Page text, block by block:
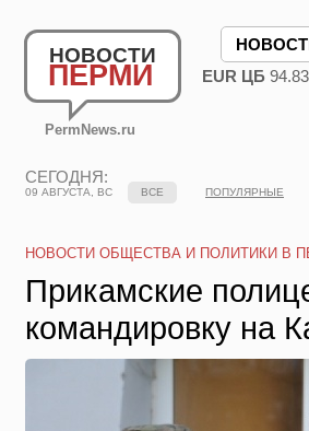
НОВОСТИ
ПЕРМИ
PermNews.ru
EUR ЦБ
СЕГОДНЯ:
09 АВГУСТА, ВС ВСЕ ПОПУЛЯРНЫЕ
НОВОСТИ ОБЩЕСТВА И ПОЛИТИКИ В
Прикамские
командировку на